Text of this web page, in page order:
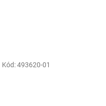
Kód:493620-01